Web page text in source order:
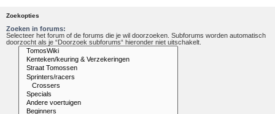
Zoekopties
Zoeken in forums:
Selecteer het forum of de forums die je wil doorzoeken. Subforums worden automatisch
doorzocht als je “Doorzoek subforums“ hieronder niet uitschakelt.